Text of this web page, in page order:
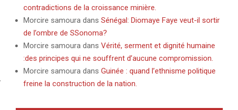
contradictions de la croissance minière.
Morcire samoura dans Sénégal: Diomaye Faye veut-il sortir
de l’ombre de SSonoma?
Morcire samoura dans Vérité, serment et dignité humaine
:des principes qui ne souffrent d’aucune compromission.
Morcire samoura dans Guinée : quand l’ethnisme politique
freine la construction de la nation.